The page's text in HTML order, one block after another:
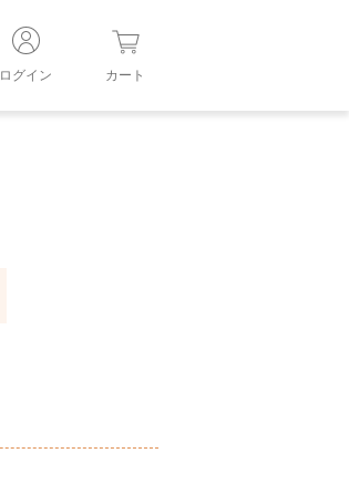
ログイン カート